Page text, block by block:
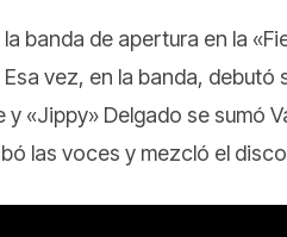
la banda de apertura en la
vez, en la banda, debutó
«Jippy» Delgado se sumó
las voces y mezcló el disco